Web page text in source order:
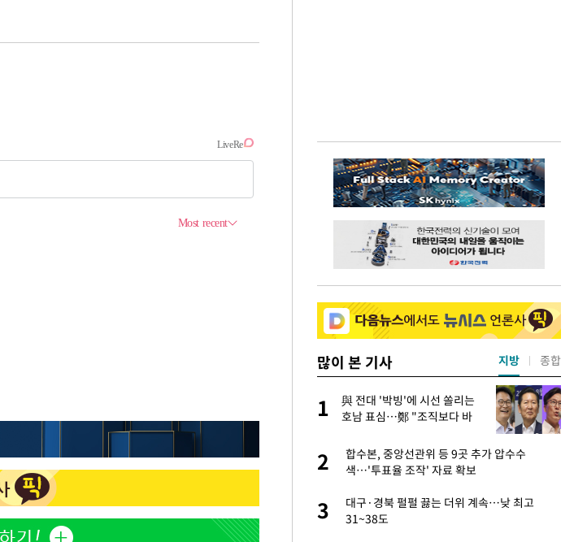
많이 본 기사
2 전현무 "전 연인 집착에 친구들과 연락 끊어"
3
"여군 지원 막힌 UDT 훈련 직접 해봤습니
다"…707 출신 女유튜버 '완벽 소화'
1
與 전대 '박빙'에 시선 쏠리는
호남 표심…鄭 "조직보다 바
2
합수본, 중앙선관위 등 9곳 추가 압수수
색…'투표율 조작' 자료 확보
3
대구·경북 펄펄 끓는 더위 계속…낮 최고
31~38도
지방 종합